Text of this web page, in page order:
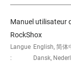
TYPE
Manuel utilisateur
RockShox
Langue
:
English, 简体
Dansk,